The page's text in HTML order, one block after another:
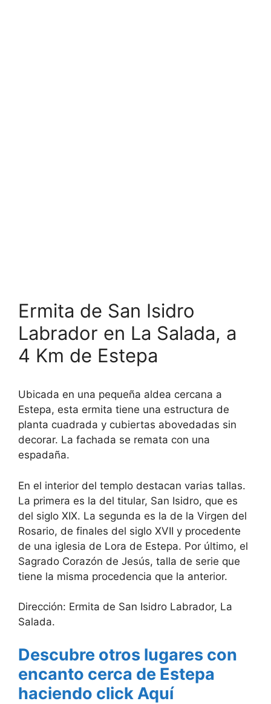
Ermita de San Isidro
Labrador en La Salada, a
4 Km de Estepa
Ubicada en una pequeña aldea cercana a
Estepa, esta ermita tiene una estructura de
planta cuadrada y cubiertas abovedadas sin
decorar. La fachada se remata con una
espadaña.
En el interior del templo destacan varias tallas.
La primera es la del titular, San Isidro, que es
del siglo XIX. La segunda es la de la Virgen del
Rosario, de finales del siglo XVII y procedente
de una iglesia de Lora de Estepa. Por último, el
Sagrado Corazón de Jesús, talla de serie que
tiene la misma procedencia que la anterior.
Dirección: Ermita de San Isidro Labrador, La
Salada.
Descubre otros lugares con
encanto cerca de Estepa
haciendo click Aquí